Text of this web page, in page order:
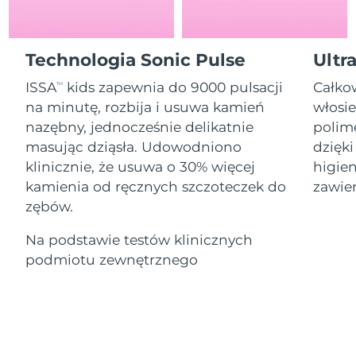
Technologia Sonic Pulse
ISSATM
kids zapewnia do 9000 pulsacji
na minutę, rozbija i usuwa kamień
nazębny, jednocześnie delikatnie
masując dziąsła. Udowodniono
klinicznie, że usuwa o 30% więcej
kamienia od ręcznych szczoteczek do
zębów.
Na podstawie testów klinicznych
podmiotu zewnętrznego
Kosmetyki Mężczyźni
Kupuj
FOREO APP
O NAS
Grecja
8/11/26
SRA Hongkong
(Chiny)
Oczekiwany czas dostawy
8/12/26
Węgry
Oczekiwany czas dostawy
8/11/26
Islandia
Oczekiwany czas dostawy
Indonezja
Oczekiwany czas dostawy